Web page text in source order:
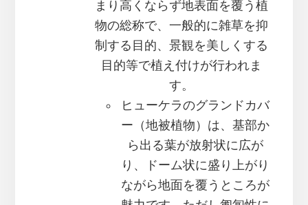
まり高くならず地表面を覆う植
物の総称で、一般的に雑草を抑
制する目的、景観を美しくする
目的等で植え付けが行われま
す。
ヒューケラのグランドカバ
ー（地被植物）は、基部か
ら出る葉が放射状に広が
り、ドーム状に盛り上がり
ながら地面を覆うところが